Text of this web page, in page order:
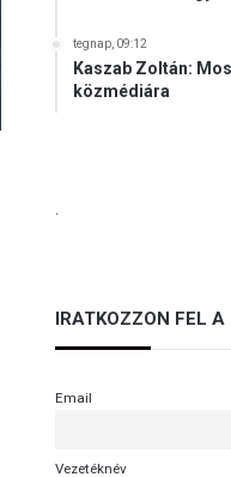
tegnap, 09:12
Kaszab Zoltán:
közmédiára
.
IRATKOZZON FEL A
Email
Vezetéknév